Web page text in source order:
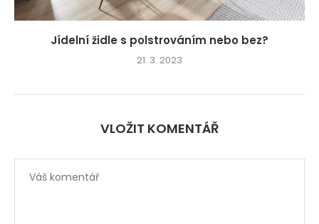
Jídelní židle s polstrováním nebo bez?
21. 3. 2023
VLOŽIT KOMENTÁŘ